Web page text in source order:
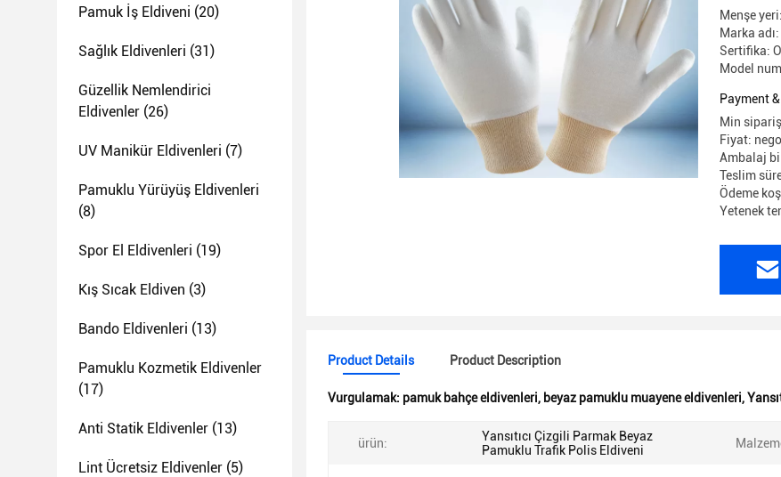
Pamuk İş Eldiveni (20)
Sağlık Eldivenleri (31)
Güzellik Nemlendirici
Eldivenler (26)
UV Manikür Eldivenleri (7)
Pamuklu Yürüyüş Eldivenleri
(8)
Spor El Eldivenleri (19)
Kış Sıcak Eldiven (3)
Bando Eldivenleri (13)
Pamuklu Kozmetik Eldivenler
(17)
Anti Statik Eldivenler (13)
Lint Ücretsiz Eldivenler (5)
Menşe
Marka
Sertifika:
Model
Payment
Min
Fiyat:
Ambalaj
Teslim
Ödeme
Yetenek
Product Details Product Description
Vurgulamak: pamuk bahçe eldivenleri, beyaz pamuklu muayene eldivenleri,
ürün:
Yansıtıcı Çizgili Parmak Beyaz
Pamuklu Trafik Polis Eldiveni